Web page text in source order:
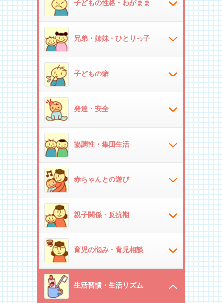
子どもの性格・わがまま
兄弟・姉妹・ひとりっ子
子どもの癖
発達・安全
協調性・集団生活
赤ちゃんとの遊び
親子関係・反抗期
育児の悩み・育児相談
生活習慣・生活リズム